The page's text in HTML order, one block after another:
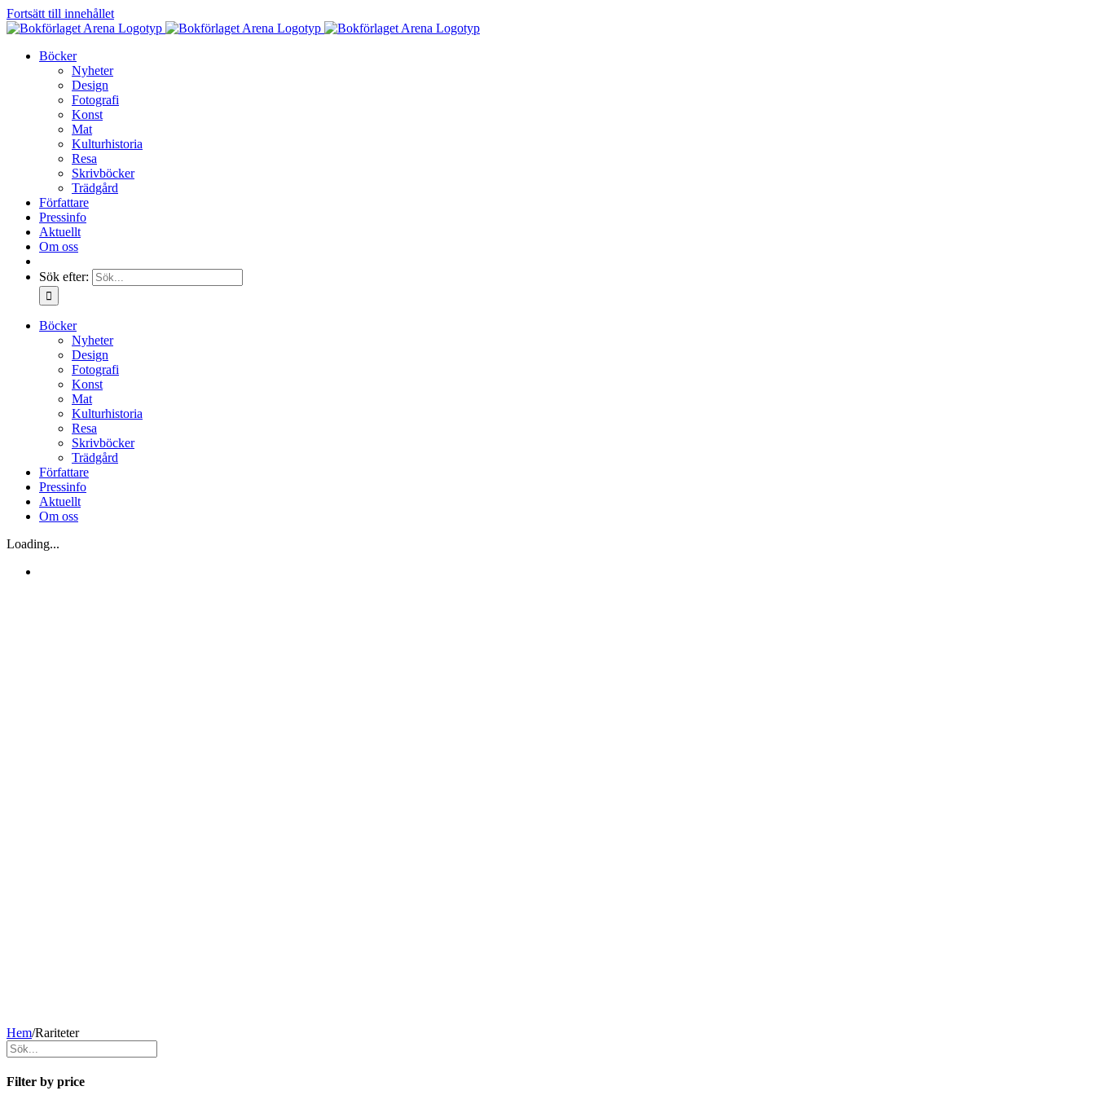
Fortsätt till innehållet
Böcker
Nyheter
Design
Fotografi
Konst
Mat
Kulturhistoria
Resa
Skrivböcker
Trädgård
Författare
Pressinfo
Aktuellt
Om oss
Sök efter:
Böcker
Nyheter
Design
Fotografi
Konst
Mat
Kulturhistoria
Resa
Skrivböcker
Trädgård
Författare
Pressinfo
Aktuellt
Om oss
Loading...
Hem/Rariteter
Filter by price